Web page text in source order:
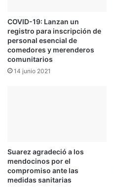
COVID-19: Lanzan un
registro para inscripción de
personal esencial de
comedores y merenderos
comunitarios
14 junio 2021
Suarez agradeció a los
mendocinos por el
compromiso ante las
medidas sanitarias